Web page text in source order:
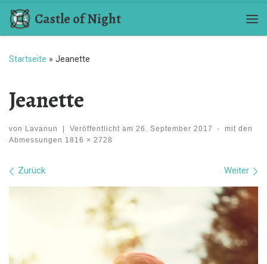
Zum Inhalt springen
Castle of Night
Startseite » Jeanette
Jeanette
von Lavanun Veröffentlicht am 26. September 2017 -
mit den
Abmessungen 1816 × 2728
Bilder Navigation
Zurück Weiter